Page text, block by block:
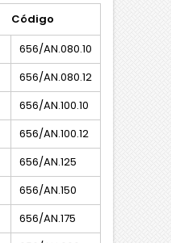
Código
656/AN.080.10
656/AN.080.12
656/AN.100.10
656/AN.100.12
656/AN.125
656/AN.150
656/AN.175